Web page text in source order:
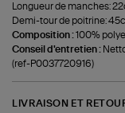
Longueur de manches:
Demi-tour de poitrine:
Composition :100%
Conseil d'entretien :
(ref-P0037720916)
LIVRAISON ET